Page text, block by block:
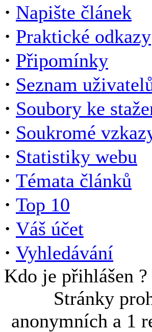
· Napište článek
· Praktické odkazy
· Připomínky
· Seznam
· Soubory ke
· Soukromé
· Statistiky webu
· Témata článků
· Top 10
· Váš účet
· Vyhledávání
Kdo je přihlášen ?
Stránky
anonymních a 1